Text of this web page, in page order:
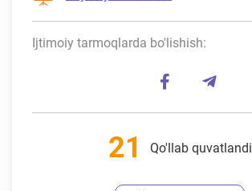
Ijtimoiy tarmoqlarda bo'lishish:
21 Qo'llab quvatlandi